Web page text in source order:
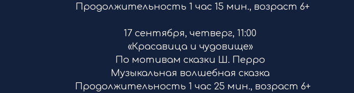
Продолжительность 1 час 15 мин., возраст 6+
17 сентября, четверг, 11:00
«Красавица и чудовище»
По мотивам сказки Ш. Перро
Музыкальная волшебная сказка
Продолжительность 1 час 25 мин., возраст 6+